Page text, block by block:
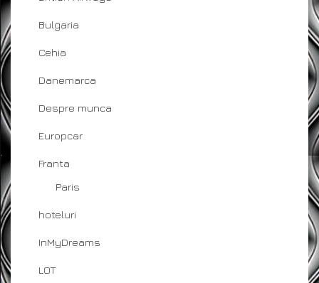
Bulgaria
Cehia
Danemarca
Despre munca
Europcar
Franta
Paris
hoteluri
InMyDreams
LOT